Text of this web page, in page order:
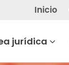
Inicio
jurídica